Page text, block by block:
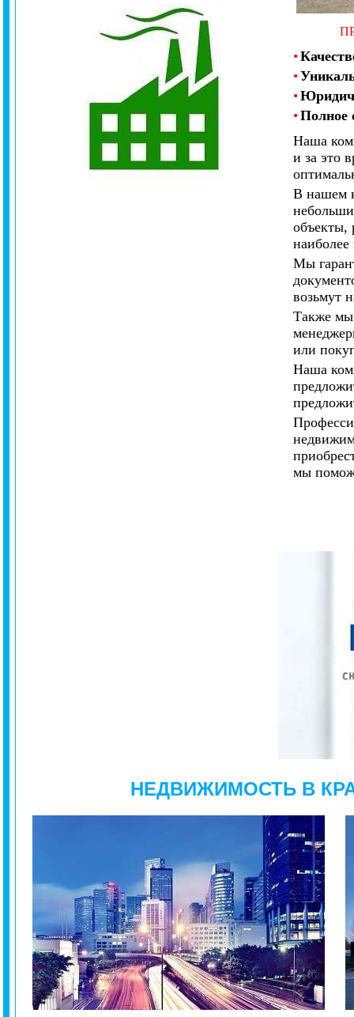
•
•
•
•Полное
Наша
и за это
В нашем
объекты,
наиболее
Мы
возьмут
Также мы
или
Наша
мы
НЕДВИЖИМОСТЬ В